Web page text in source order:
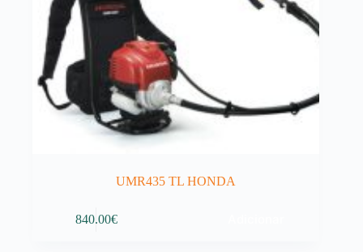
UMR435 TL HONDA
840.00€